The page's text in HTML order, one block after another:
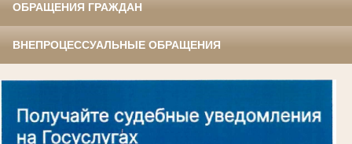
ОБРАЩЕНИЯ ГРАЖДАН
ВНЕПРОЦЕССУАЛЬНЫЕ ОБРАЩЕНИЯ